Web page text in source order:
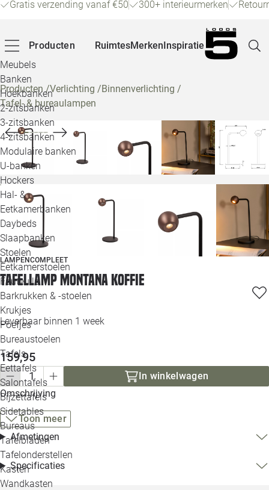
Gratis verzending vanaf €50 300+ interieurmerken
Producten
Meubels
Banken
Hoekbanken
2-zitsbanken
3-zitsbanken
4-zitsbanken
Modulaire banken
U-banken
Hockers
Hal- &
Eetkamerbanken
Daybeds
Slaapbanken
Stoelen
Eetkamerstoelen
Fauteuils
Barkrukken & -stoelen
Krukjes
Poefjes
Bureaustoelen
Tafels
Eettafels
Salontafels
Bijzettafels
Sidetables
Bureaus
Tafelbladen
Tafelonderstellen
Kasten
Wandkasten
RuimtesMerkenInspiratie
Producten/Verlichting /Binnenverlichting /
Tafel- & bureaulampen
LAMPENCOMPLEET
Tafellamp Montana koffie
Leverbaar binnen 1 week
159,95
In winkelwagen
Omschrijving
Toon meer
Afmetingen
Specificaties